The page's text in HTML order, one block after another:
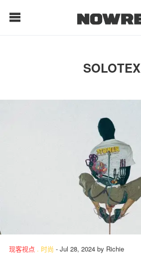
每日鲜榨
每日栏目
时 尚
球 鞋
生 活
科 技
SOLOTEX
现客视点 . 时尚 - Jul 28, 2024 by Richie